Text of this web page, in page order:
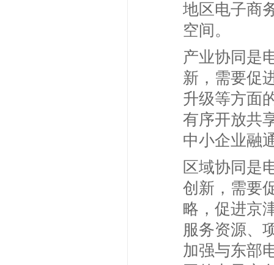
地区电子商
空间。
产业协同是
新，需要促
升级等方面
有序开放共
中小企业融
区域协同是
创新，需要
略，促进京
服务资源、
加强与东部